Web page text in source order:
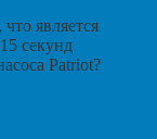
является
секунд
Patriot?